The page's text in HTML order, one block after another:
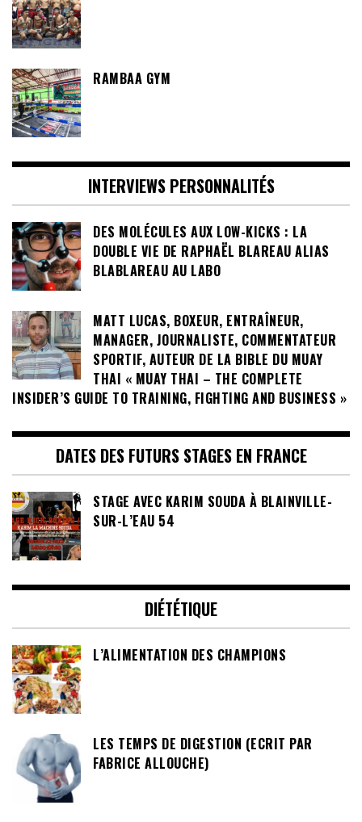
RAMBAA GYM
INTERVIEWS PERSONNALITÉS
DES MOLÉCULES AUX LOW-KICKS : LA
DOUBLE VIE DE RAPHAËL BLAREAU ALIAS
BLABLAREAU AU LABO
MATT LUCAS, BOXEUR, ENTRAÎNEUR,
MANAGER, JOURNALISTE, COMMENTATEUR
SPORTIF, AUTEUR DE LA BIBLE DU MUAY
THAI « MUAY THAI – THE COMPLETE
INSIDER’S GUIDE TO TRAINING, FIGHTING AND BUSINESS »
DATES DES FUTURS STAGES EN FRANCE
STAGE AVEC KARIM SOUDA À BLAINVILLE-
SUR-L’EAU 54
DIÉTÉTIQUE
L’ALIMENTATION DES CHAMPIONS
LES TEMPS DE DIGESTION (ECRIT PAR
FABRICE ALLOUCHE)